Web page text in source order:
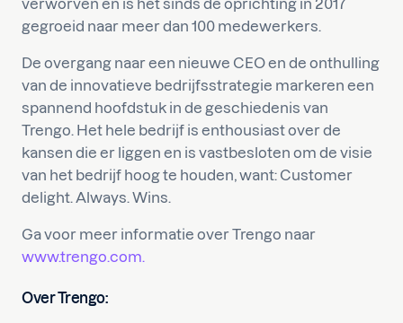
verworven en is het sinds de oprichting in 2017
gegroeid naar meer dan 100 medewerkers.
De overgang naar een nieuwe CEO en de onthulling
van de innovatieve bedrijfsstrategie markeren een
spannend hoofdstuk in de geschiedenis van
Trengo. Het hele bedrijf is enthousiast over de
kansen die er liggen en is vastbesloten om de visie
van het bedrijf hoog te houden, want: Customer
delight. Always. Wins.
Ga voor meer informatie over Trengo naar
www.trengo.com.
OverTrengo: